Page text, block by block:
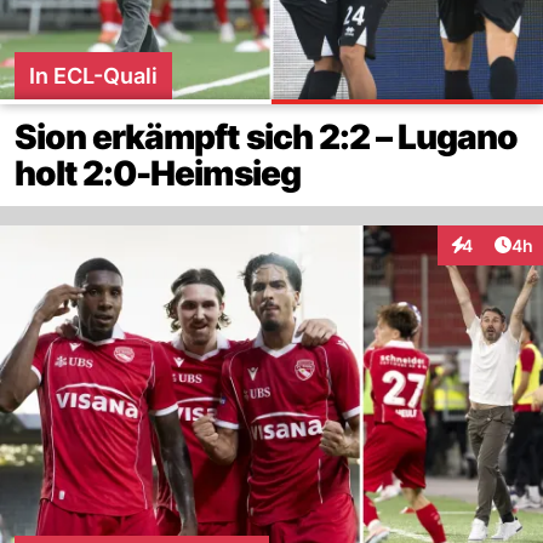
In ECL-Quali
Sion erkämpft sich 2:2 – Lugano
holt 2:0-Heimsieg
4 4h